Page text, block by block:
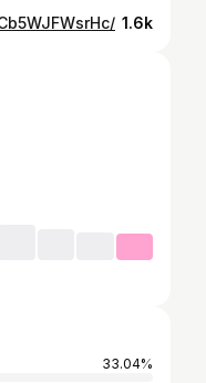
1.6k
33.04%